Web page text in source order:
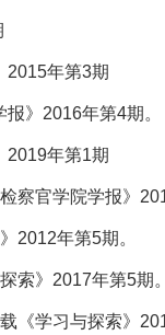
2015年第3期
》2016年第4期
2019年第1期
察官学院学报》
2012年第5期。
索》2017年第5期。
《学习与探索》